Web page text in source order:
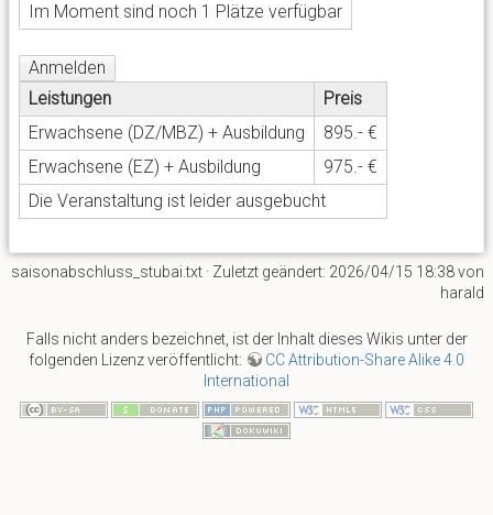
Im Moment sind noch 1 Plätze verfügbar
Leistungen
Preis
Erwachsene (DZ/MBZ) + Ausbildung
895.- €
Erwachsene (EZ) + Ausbildung
975.- €
Die Veranstaltung ist leider ausgebucht
saisonabschluss_stubai.txt · Zuletzt geändert: 2026/04/15 18:38 von
harald
Falls nicht anders bezeichnet, ist der Inhalt dieses Wikis unter der
folgenden Lizenz veröffentlicht:
CC Attribution-Share Alike 4.0
International